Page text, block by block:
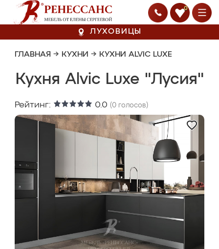
0
ЛУХОВИЦЫ
ГЛАВНАЯ → КУХНИ → КУХНИ ALVIC LUXE
Кухня Alvic Luxe "Лусия"
Рейтинг: 0.0 (0 голосов)